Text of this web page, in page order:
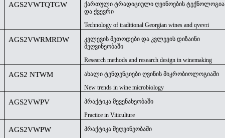
AGS2VWTQTGW
ქართული ტრადიციული ღვინოების ტექნოლოგია
და ქვევრი
Technology of traditional Georgian wines and qvevri
AGS2VWRMRDW
კვლევის მეთოდები და კვლევის დიზაინი
მეღვინეობაში
Research methods and research design in winemaking
AGS2 NTWM
ახალი ტენდენციები ღვინის მიკრობიოლოგიაში
New trends in wine microbiology
AGS2VWPV
პრაქტიკა მევენახეობაში
Practice in Viticulture
AGS2VWPW
პრაქტიკა მეღვინეობაში